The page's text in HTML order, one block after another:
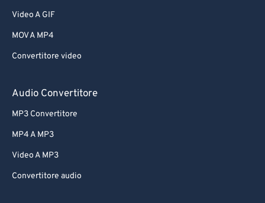
Video A GIF
MOV A MP4
Convertitore video
Audio Convertitore
MP3 Convertitore
MP4 A MP3
Video A MP3
Convertitore audio